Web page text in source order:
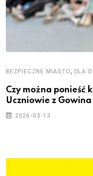
BEZPIECZNE MIASTO, DLA
Czy można ponieść
Uczniowie z Gowina
2026-03-13